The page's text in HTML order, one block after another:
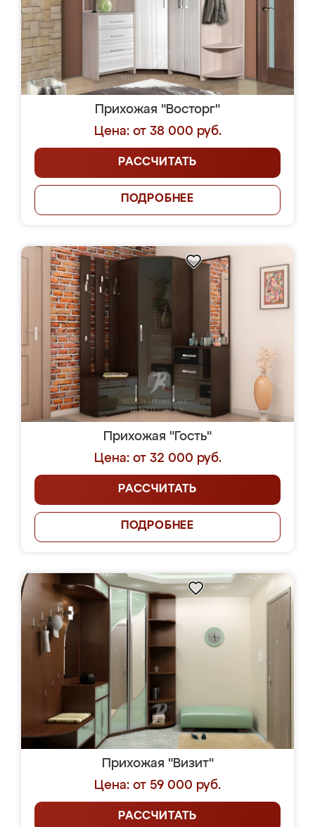
Прихожая "Восторг"
Цена: от 38 000 руб.
РАССЧИТАТЬ
ПОДРОБНЕЕ
Прихожая "Гость"
Цена: от 32 000 руб.
РАССЧИТАТЬ
ПОДРОБНЕЕ
Прихожая "Визит"
Цена: от 59 000 руб.
РАССЧИТАТЬ